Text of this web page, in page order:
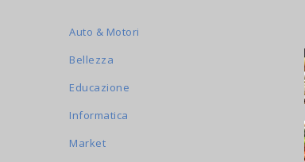
Auto & Motori
Bellezza
Educazione
Informatica
Market